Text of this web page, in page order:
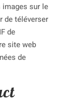
images sur le
de téléverser
de
site web
de